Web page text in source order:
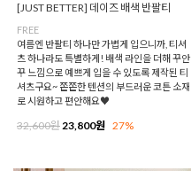
[JUST BETTER] 데이즈 배색 반팔티
FREE
여름엔 반팔티 하나만 가볍게 입으니까, 티셔
츠 하나라도 특별하게! 배색 라인을 더해 꾸안
꾸 느낌으로 예쁘게 입을 수 있도록 제작된 티
셔츠구요~ 쫀쫀한 텐션의 부드러운 코튼 소재
로 시원하고 편안해요♥
32,600원23,800원 27%